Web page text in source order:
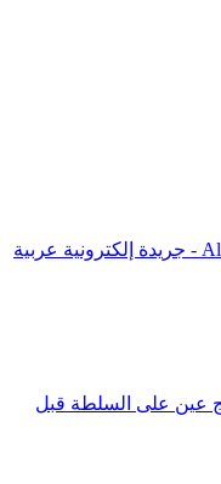
Alarabiya Lilakhbar - جريدة إلكترونية عربية
عين على السلطة قبل